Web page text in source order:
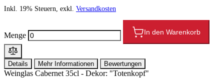
Inkl. 19% Steuern, exkl. Versandkosten
Menge In den Warenkorb
Details Mehr Informationen Bewertungen
Weinglas Cabernet 35cl - Dekor: "Totenkopf"